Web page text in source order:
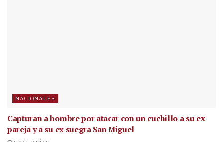
NACIONALES
Capturan a hombre por atacar con un cuchillo a su ex
pareja y a su ex suegra San Miguel